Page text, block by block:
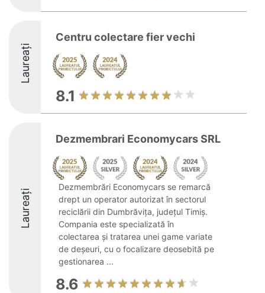
Laureați
Centru colectare fier vechi
8.1
Laureați
Dezmembrari Economycars SRL
Dezmembrări Economycars se remarcă
drept un operator autorizat în sectorul
reciclării din Dumbrăvița, județul Timiș.
Compania este specializată în
colectarea și tratarea unei game variate
de deșeuri, cu o focalizare deosebită pe
gestionarea ...
8.6